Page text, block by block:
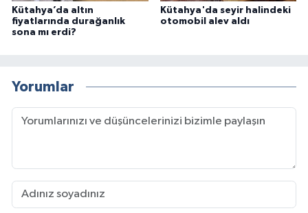
Kütahya’da altın
fiyatlarında durağanlık
sona mı erdi?
Kütahya'da seyir halindeki
otomobil alev aldı
Yorumlar